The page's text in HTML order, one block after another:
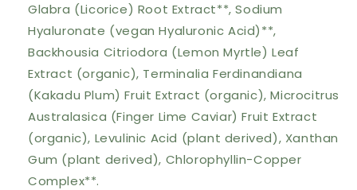
Glabra (Licorice) Root Extract**, Sodium
Hyaluronate (vegan Hyaluronic Acid)**,
Backhousia Citriodora (Lemon Myrtle) Leaf
Extract (organic), Terminalia Ferdinandiana
(Kakadu Plum) Fruit Extract (organic), Microcitrus
Australasica (Finger Lime Caviar) Fruit Extract
(organic), Levulinic Acid (plant derived), Xanthan
Gum (plant derived), Chlorophyllin-Copper
Complex**.